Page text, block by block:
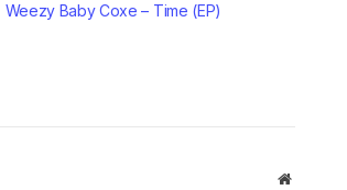
Weezy Baby Coxe – Time (EP)
Website